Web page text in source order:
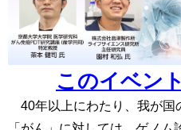
このイベン
40年以上にわたり、我が国